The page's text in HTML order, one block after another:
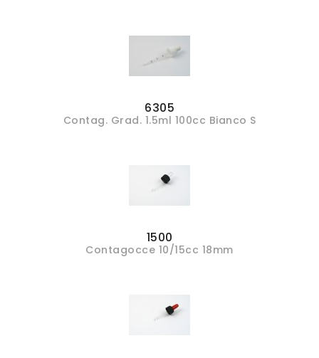
6305
Contag. Grad. 1.5ml 100cc Bianco S
1500
Contagocce 10/15cc 18mm